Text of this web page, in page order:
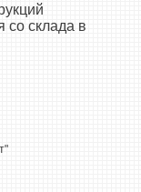
со склада в